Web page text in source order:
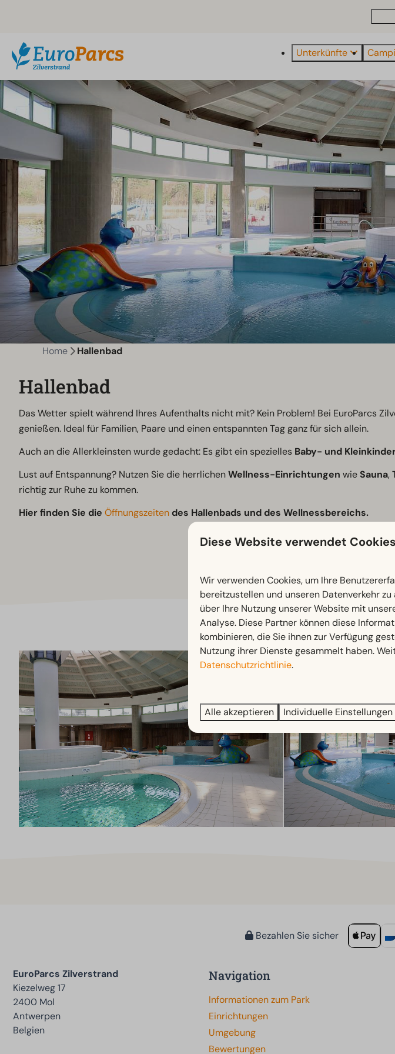
Unterkünfte
Home Hallenbad
Hallenbad
Das Wetter spielt während Ihres Aufenthalts nicht mit? Kein Problem! Bei EuroParcs
genießen. Ideal für Familien, Paare und einen entspannten Tag ganz für sich allein.
Auch an die Allerkleinsten wurde gedacht: Es gibt ein spezielles Baby- und
Lust auf Entspannung? Nutzen Sie die herrlichenWellness-Einrichtungen wie Sauna,
richtig zur Ruhe zu kommen.
Hier finden Sie dieÖffnungszeitendes Hallenbads und des Wellnessbereichs.
Bezahlen Sie sicher
EuroParcs Zilverstrand
Kiezelweg 17
2400 Mol
Antwerpen
Belgien
Navigation
Informationen zum Park
Einrichtungen
Umgebung
Bewertungen
Diese Website verwendet Cookies
Wir verwenden Cookies, um Ihre
bereitzustellen und unseren Datenverkehr
über Ihre Nutzung unserer Website mit
Analyse. Diese Partner können diese
kombinieren, die Sie ihnen zur Verfügung
Nutzung ihrer Dienste gesammelt haben.
Datenschutzrichtlinie.
Alle akzeptieren Individuelle Einstellungen